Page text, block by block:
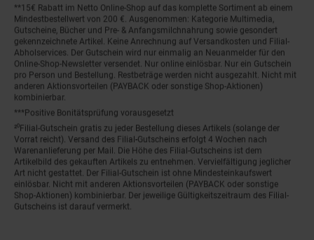
**15€ Rabatt im Netto Online-Shop auf das komplette Sortiment ab einem
Mindestbestellwert von 200 €. Ausgenommen: Kategorie Multimedia,
Gutscheine, Bücher und Pre- & Anfangsmilchnahrung sowie gesondert
gekennzeichnete Artikel. Keine Anrechnung auf Versandkosten und Filial-
Abholservices. Der Gutschein wird nur einmalig an Neuanmelder für den
Online-Shop-Newsletter versendet. Nur online einlösbar. Nur ein Gutschein
pro Person und Bestellung. Restbeträge werden nicht ausgezahlt. Nicht mit
anderen Aktionsvorteilen (PAYBACK oder sonstige Shop-Aktionen)
kombinierbar.
***Positive Bonitätsprüfung vorausgesetzt
²⁰Filial-Gutschein gratis zu jeder Bestellung dieses Artikels (solange der
Vorrat reicht). Versand des Filial-Gutscheins erfolgt 4 Wochen nach
Warenanlieferung per Mail. Die Höhe des Filial-Gutscheins ist dem
Artikelbild des gekauften Artikels zu entnehmen. Vervielfältigung jeglicher
Art nicht gestattet. Der Filial-Gutschein ist ohne Mindesteinkaufswert
einlösbar. Nicht mit anderen Aktionsvorteilen (PAYBACK oder sonstige
Shop-Aktionen) kombinierbar. Der jeweilige Gültigkeitszeitraum des Filial-
Gutscheins ist darauf vermerkt.